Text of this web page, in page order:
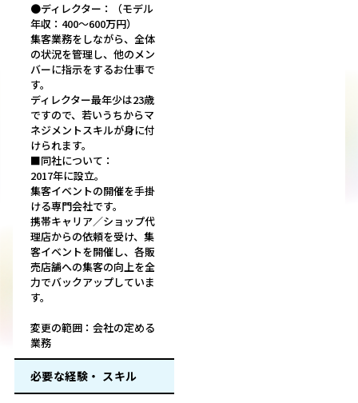
●ディレクター：（モデル
年収：400～600万円）
集客業務をしながら、全体
の状況を管理し、他のメン
バーに指示をするお仕事で
す。
ディレクター最年少は23歳
ですので、若いうちからマ
ネジメントスキルが身に付
けられます。
■同社について：
2017年に設立。
集客イベントの開催を手掛
ける専門会社です。
携帯キャリア／ショップ代
理店からの依頼を受け、集
客イベントを開催し、各販
売店舗への集客の向上を全
力でバックアップしていま
す。
変更の範囲：会社の定める
業務
必要な経験・ スキル